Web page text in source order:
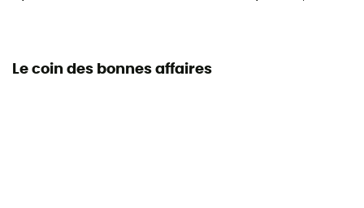
Le coin des bonnes affaires